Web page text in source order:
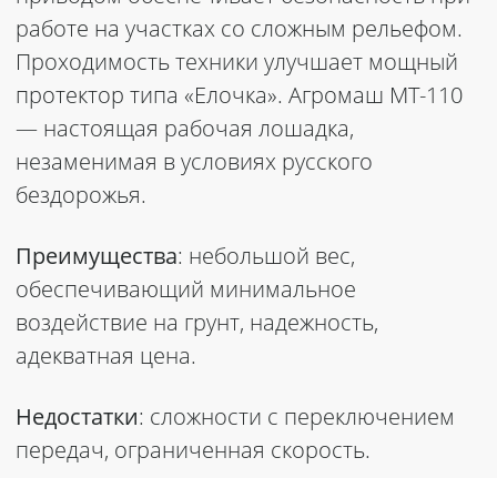
работе на участках со сложным рельефом.
Проходимость техники улучшает мощный
протектор типа «Елочка». Агромаш МТ-110
— настоящая рабочая лошадка,
незаменимая в условиях русского
бездорожья.
Преимущества: небольшой вес,
обеспечивающий минимальное
воздействие на грунт, надежность,
адекватная цена.
Недостатки: сложности с переключением
передач, ограниченная скорость.